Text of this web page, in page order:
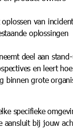
van
oplossingen
deel aan
en leert hoe
binnen grote
specifieke
aansluit bij jouw